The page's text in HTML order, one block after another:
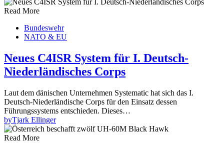
Read More
Bundeswehr
NATO & EU
Neues C4ISR System für I. Deutsch-
Niederländisches Corps
Laut dem dänischen Unternehmen Systematic hat sich das I.
Deutsch-Niederländische Corps für den Einsatz dessen
Führungssystems entschieden. Dieses…
byTjark Ellinger
Read More